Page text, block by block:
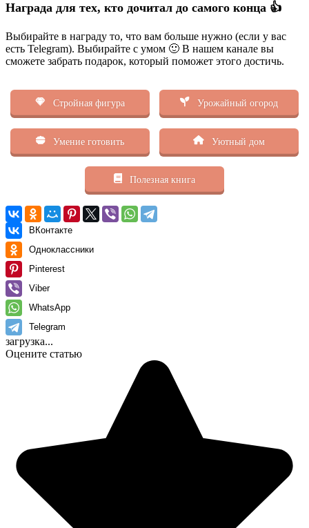
Награда для тех, кто дочитал до самого конца 👍
Выбирайте в награду то, что вам больше нужно (если у вас
есть Telegram). Выбирайте с умом 🙂 В нашем канале вы
сможете забрать подарок, который поможет этого достичь.
Стройная фигура Урожайный огород
Умение готовить Уютный дом
Полезная книга
ВКонтакте
Одноклассники
Pinterest
Viber
WhatsApp
Telegram
загрузка...
Оцените статью